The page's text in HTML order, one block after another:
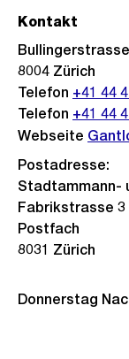
Donnerstag
Kontakt
8004 Zürich
Telefon +41 44
Telefon +41 44
Webseite
Postadresse:
Stadtammann-
Fabrikstrasse 3
Postfach
8031 Zürich